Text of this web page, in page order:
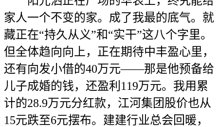
家人一个不变的家。成了我最的底气。就
藏正在“持久从义”和“实干”这八个字里。
但全体趋向向上，正在期待中丰盈心里，
还有向发小借的40万元——那是他预备给
儿子成婚的钱，还盈利119万元。我用累
计的28.9万元分红款，江河集团股价也从
15元跌至6元摆布。建建行业总会回暖，